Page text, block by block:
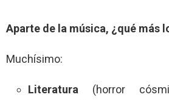
Aparte de la música, ¿qué más
Muchísimo:
Literatura (horror